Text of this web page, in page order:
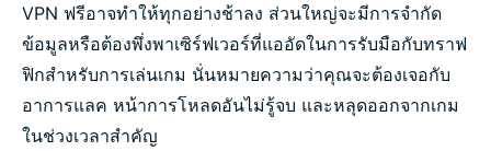
VPN ฟรีอาจทำให้ทุกอย่างช้าลง ส่วนใหญ่จะมีการจำกัด
ข้อมูลหรือต้องพึ่งพาเซิร์ฟเวอร์ที่แออัดในการรับมือกับทราฟ
ฟิกสำหรับการเล่นเกม นั่นหมายความว่าคุณจะต้องเจอกับ
อาการแลค หน้าการโหลดอันไม่รู้จบ และหลุดออกจากเกม
ในช่วงเวลาสำคัญ